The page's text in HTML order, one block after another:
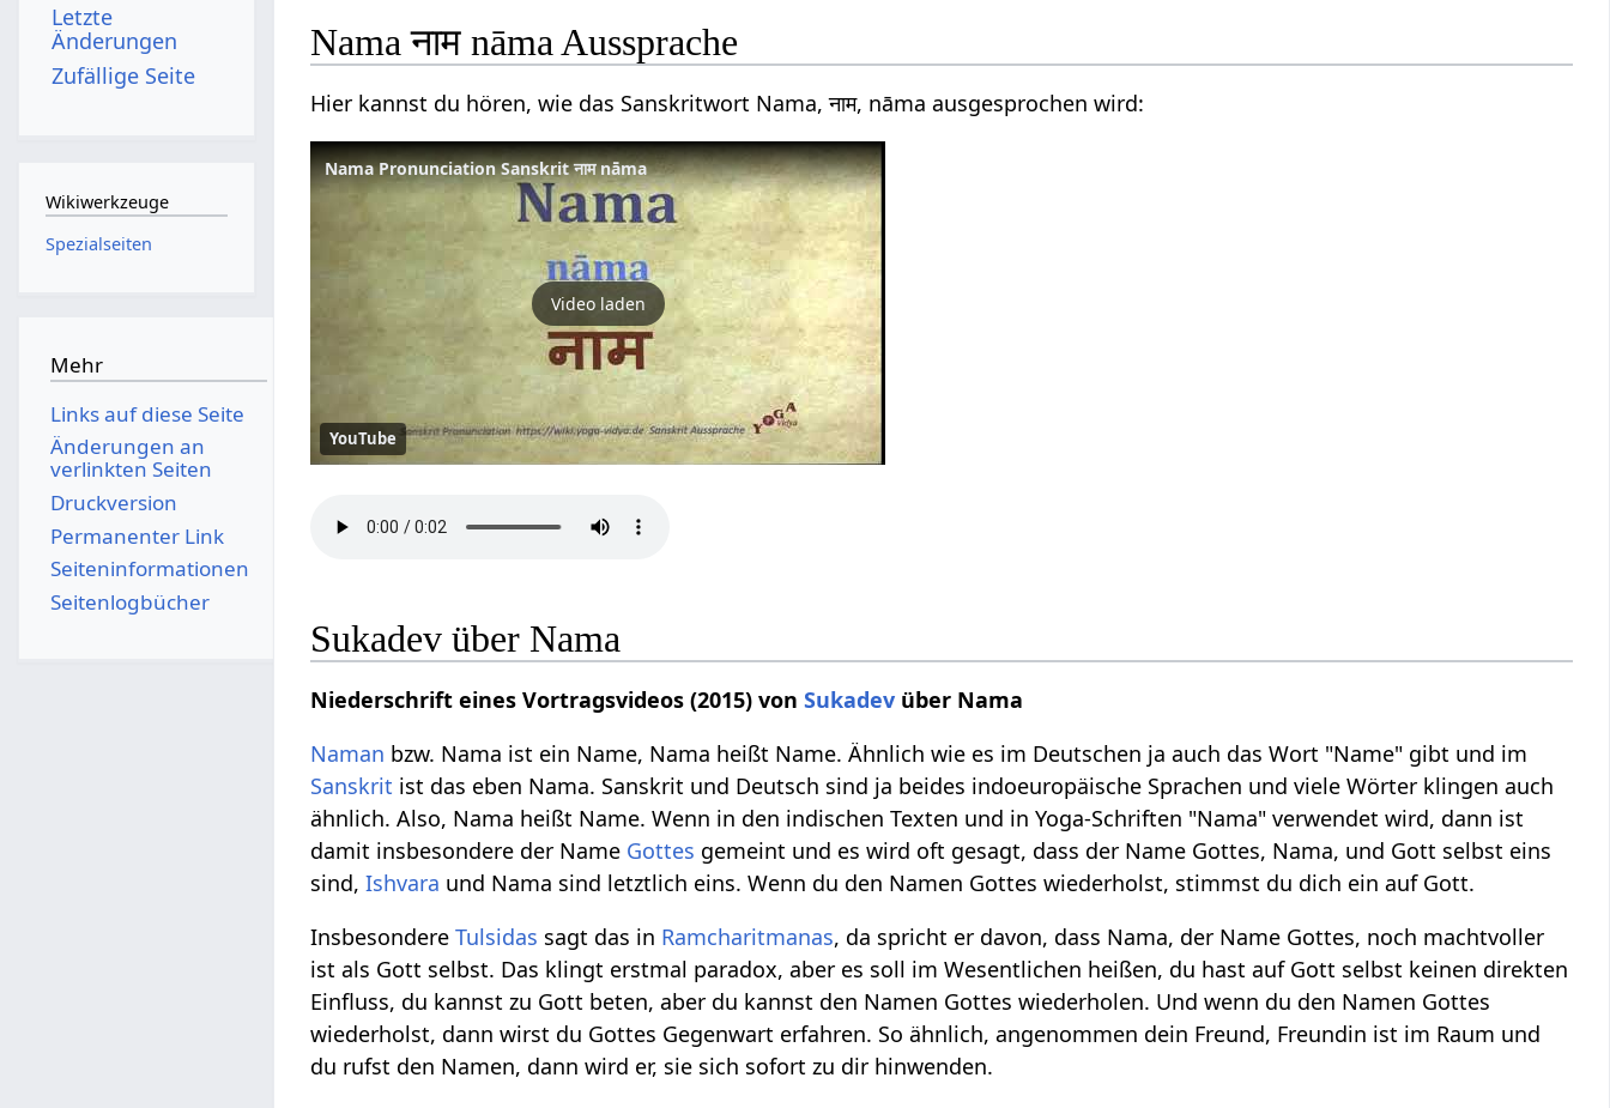
Nama नाम nāma Aussprache
Hier kannst du hören, wie das Sanskritwort Nama, नाम, nāma ausgesprochen wird:
Nama Pronunciation Sanskrit नाम nāma
Video laden
YouTube
Sukadev über Nama
Niederschrift eines Vortragsvideos (2015) vonSukadev über Nama
Naman bzw. Nama ist ein Name, Nama heißt Name. Ähnlich wie es im Deutschen ja auch das Wort "Name" gibt und im
Sanskrit ist das eben Nama. Sanskrit und Deutsch sind ja beides indoeuropäische Sprachen und viele Wörter klingen auch
ähnlich. Also, Nama heißt Name. Wenn in den indischen Texten und in Yoga-Schriften "Nama" verwendet wird, dann ist
damit insbesondere der Name Gottes gemeint und es wird oft gesagt, dass der Name Gottes, Nama, und Gott selbst eins
sind,Ishvara und Nama sind letztlich eins. Wenn du den Namen Gottes wiederholst, stimmst du dich ein auf Gott.
InsbesondereTulsidas sagt das in Ramcharitmanas, da spricht er davon, dass Nama, der Name Gottes, noch machtvoller
ist als Gott selbst. Das klingt erstmal paradox, aber es soll im Wesentlichen heißen, du hast auf Gott selbst keinen direkten
Einfluss, du kannst zu Gott beten, aber du kannst den Namen Gottes wiederholen. Und wenn du den Namen Gottes
wiederholst, dann wirst du Gottes Gegenwart erfahren. So ähnlich, angenommen dein Freund, Freundin ist im Raum und
du rufst den Namen, dann wird er, sie sich sofort zu dir hinwenden.
Letzte
Änderungen
Zufällige Seite
Wikiwerkzeuge
Spezialseiten
Mehr
Links auf diese Seite
Änderungen an
verlinkten Seiten
Druckversion
Permanenter Link
Seiten­­informationen
Seitenlogbücher